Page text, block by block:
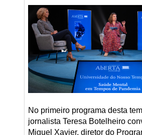
No primeiro programa desta
jornalista Teresa Botelheiro
Miguel Xavier, diretor do